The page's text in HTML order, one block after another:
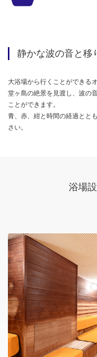
静かな波の音と移
大浴場から行くことができる
堂ヶ島の絶景を見渡し、波の
ことができます。
青、赤、紺と時間の経過とと
さい。
浴場